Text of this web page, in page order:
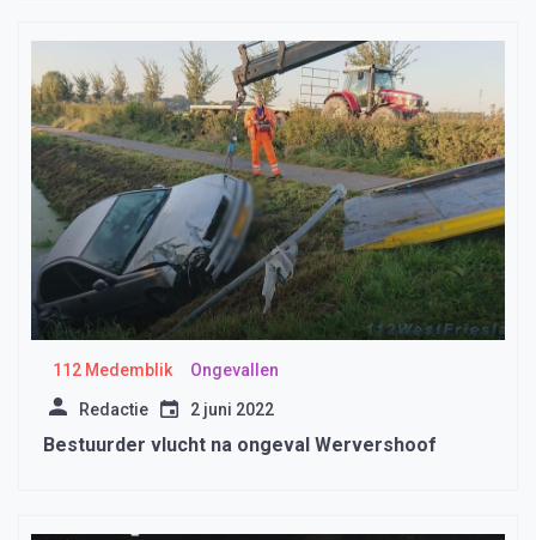
112 Medemblik Ongevallen
Redactie 2 juni 2022
Bestuurder vlucht na ongeval Wervershoof